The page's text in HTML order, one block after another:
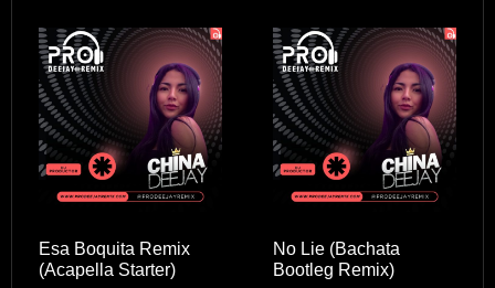
Esa Boquita Remix
(Acapella Starter)
No Lie (Bachata
Bootleg Remix)